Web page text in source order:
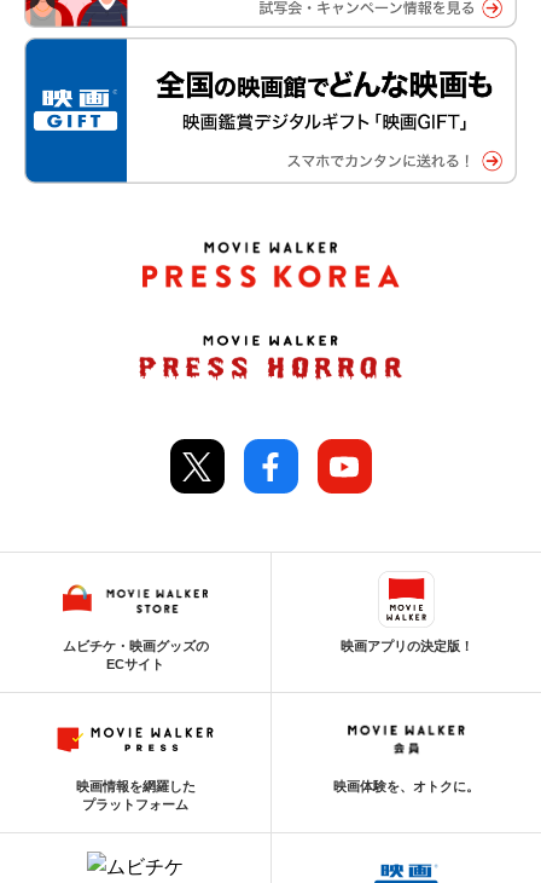
ムビチケ・映画グッズの
ECサイト
映画アプリの決定版！
映画情報を網羅した
プラットフォーム
映画体験を、オトクに。